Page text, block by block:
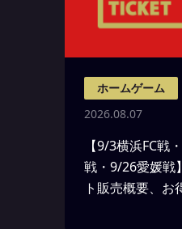
ホームゲーム
2026.08.07
【9/3横浜FC戦
戦・9/26愛媛戦
ト販売概要、お